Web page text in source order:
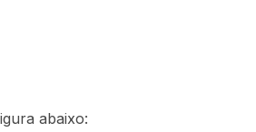
abaixo: